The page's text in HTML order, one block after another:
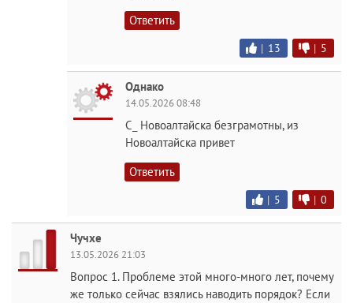
Ответить
| 13 | 5
Однако
14.05.2026 08:48
С_ Новоалтайска безграмотны, из
Новоалтайска привет
Ответить
| 5 | 0
Чучхе
13.05.2026 21:03
Вопрос 1. Проблеме этой много-много лет, почему
же только сейчас взялись наводить порядок? Если